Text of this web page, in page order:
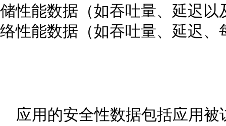
储性能数据（如吞吐量、延迟
络性能数据（如吞吐量、延迟
应用的安全性数据包括应用被